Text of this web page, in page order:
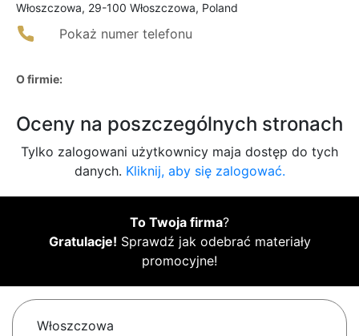
Włoszczowa, 29-100 Włoszczowa, Poland
Pokaż numer telefonu
O firmie:
Oceny na poszczególnych stronach
Tylko zalogowani użytkownicy maja dostęp do tych
danych. Kliknij, aby się zalogować.
To Twoja firma?
Gratulacje! Sprawdź jak odebrać materiały
promocyjne!
Włoszczowa